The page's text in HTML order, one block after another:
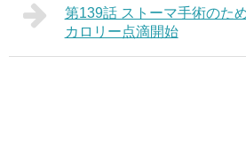
第139話 ストーマ手術のた
カロリー点滴開始